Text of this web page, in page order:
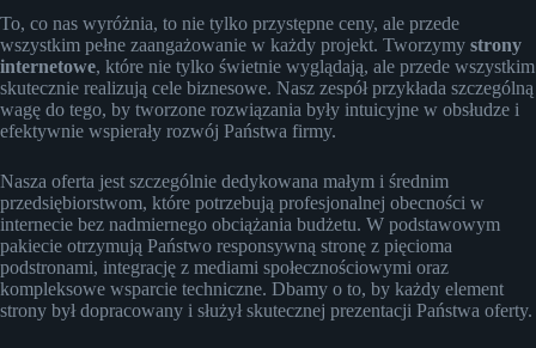
To, co nas wyróżnia, to nie tylko przystępne ceny, ale przede
wszystkim pełne zaangażowanie w każdy projekt. Tworzymy strony
internetowe, które nie tylko świetnie wyglądają, ale przede wszystkim
skutecznie realizują cele biznesowe. Nasz zespół przykłada szczególną
wagę do tego, by tworzone rozwiązania były intuicyjne w obsłudze i
efektywnie wspierały rozwój Państwa firmy.
Nasza oferta jest szczególnie dedykowana małym i średnim
przedsiębiorstwom, które potrzebują profesjonalnej obecności w
internecie bez nadmiernego obciążania budżetu. W podstawowym
pakiecie otrzymują Państwo responsywną stronę z pięcioma
podstronami, integrację z mediami społecznościowymi oraz
kompleksowe wsparcie techniczne. Dbamy o to, by każdy element
strony był dopracowany i służył skutecznej prezentacji Państwa oferty.